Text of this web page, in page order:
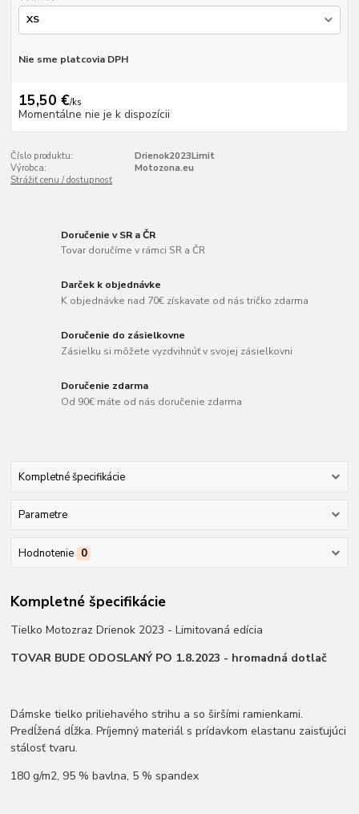
Nie sme platcovia DPH
15,50 €/ks
Momentálne nie je k dispozícii
Číslo produktu:
Drienok2023Limit
Výrobca:
Motozona.eu
Strážiť cenu / dostupnosť
Doručenie v SR a ČR
Tovar doručíme v rámci SR a ČR
Darček k objednávke
K objednávke nad 70€ získavate od nás tričko zdarma
Doručenie do zásielkovne
Zásielku si môžete vyzdvihnúť v svojej zásielkovni
Doručenie zdarma
Od 90€ máte od nás doručenie zdarma
Kompletné špecifikácie
Parametre
Hodnotenie 0
Kompletné špecifikácie
Tielko Motozraz Drienok 2023 - Limitovaná edícia
TOVAR BUDE ODOSLANÝ PO 1.8.2023 - hromadná dotlač
Dámske tielko priliehavého strihu a so širšími ramienkami.
Predĺžená dĺžka. Príjemný materiál s prídavkom elastanu zaisťujúci
stálosť tvaru.
180 g/m2, 95 % bavlna, 5 % spandex